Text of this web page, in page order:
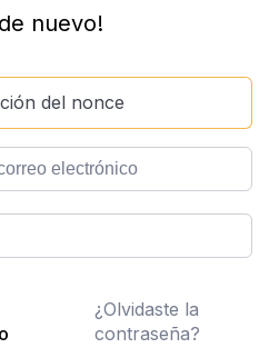
nuevo!
del nonce
¿Olvidaste la
contraseña?